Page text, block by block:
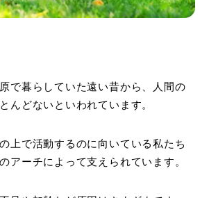
で暮らしていた遠い昔から、人間の
んどないといわれています。
上で活動するのに向いている私たち
アーチによって支えられています。